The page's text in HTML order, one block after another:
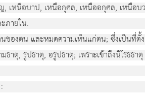
เหนือบาป, เหนือกุศล, เหนืออกุศล, เหนือ
ภายใน.
ของตน และหมดความเห็นแก่ตน; ซึ่งเป็นที่ตั้
าตุ, รูปธาตุ, อรูปธาตุ; เพราะเข้าถึงนิโรธธ